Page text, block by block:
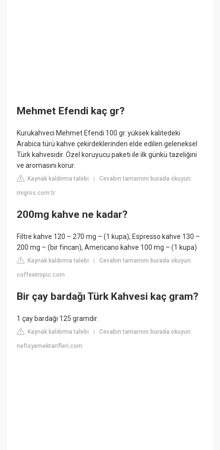
Mehmet Efendi kaç gr?
Kurukahveci Mehmet Efendi 100 gr. yüksek kalitedeki
Arabica türü kahve çekirdeklerinden elde edilen geleneksel
Türk kahvesidir. Özel koruyucu paketi ile ilk günkü tazeliğini
ve aromasını korur.
Kaynak kaldırma talebi |Cevabın tamamını burada okuyun:
migros.com.tr
200mg kahve ne kadar?
Filtre kahve 120 – 270 mg – (1 kupa), Espresso kahve 130 –
200 mg – (bir fincan), Americano kahve 100 mg – (1 kupa)
Kaynak kaldırma talebi |Cevabın tamamını burada okuyun:
coffeetropic.com
Bir çay bardağı Türk Kahvesi kaç gram?
1 çay bardağı 125 gramdır.
Kaynak kaldırma talebi |Cevabın tamamını burada okuyun:
nefisyemektarifleri.com